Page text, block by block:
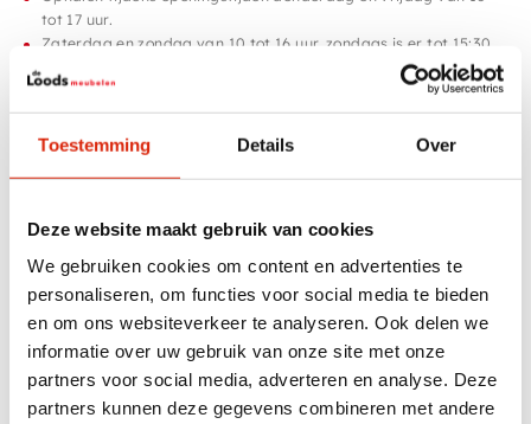
Toestemming Details Over
Deze website maakt gebruik van cookies
We gebruiken cookies om content en advertenties te
personaliseren, om functies voor social media te bieden
en om ons websiteverkeer te analyseren. Ook delen we
informatie over uw gebruik van onze site met onze
partners voor social media, adverteren en analyse. Deze
partners kunnen deze gegevens combineren met andere
tot 17 uur.
Zaterdag en zondag van 10 tot 16 uur, zondags is er tot 15:30
Productinformatie
Boomstam Salontafel met Metalen Poten – Unieke Eyecatcher voor uw
Interieur
details van het hout laat zien. Elk exemplaar is uniek! Het tafelblad is al
voor een stoer en eigentijds contrast.
Afmetingen:
135x87x48 cm
boomstam salontafel.Bezoek onze 2000m2 showroom of bestel dit item
online. Wilt u vooraf een foto ontvangen? Vraag het op via WhatsApp op
0031-623456621.